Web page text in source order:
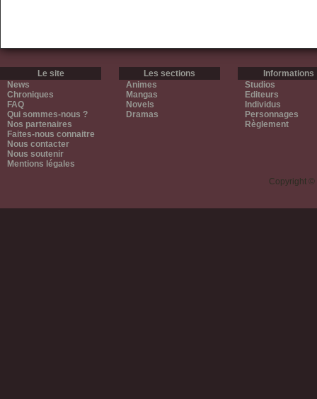
Le site
News
Chroniques
FAQ
Qui sommes-nous ?
Nos partenaires
Faites-nous connaitre
Nous contacter
Nous soutenir
Mentions légales
Les sections
Animes
Mangas
Novels
Dramas
Informations
Studios
Editeurs
Individus
Personnages
Règlement
Copyright ©